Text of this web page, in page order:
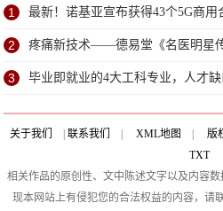
了？
1 最新！诺基亚宣布获得43个5G商用
2 疼痛新技术——德易堂《名医明星
3 毕业即就业的4大工科专业，人才
关于我们 | 联系我们 | XML地图 | 版
TXT
相关作品的原创性、文中陈述文字以及内容
现本网站上有侵犯您的合法权益的内容，请